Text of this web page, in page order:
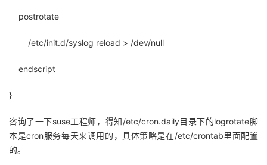
postrotate
/etc/init.d/syslog reload > /dev/null
endscript
}
咨询了一下suse工程师，得知/etc/cron.daily目录下的logrotate脚
本是cron服务每天来调用的，具体策略是在/etc/crontab里面配置
的。